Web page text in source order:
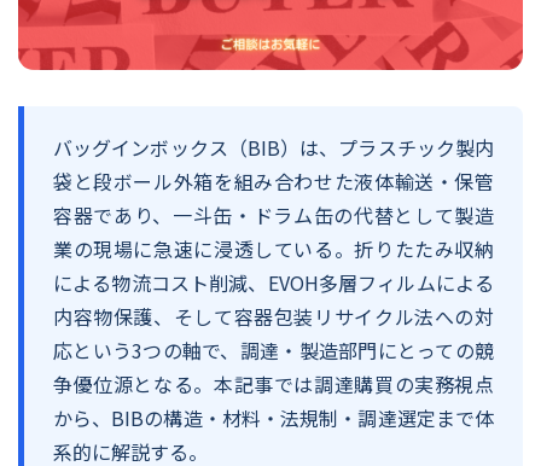
バッグインボックス（BIB）は、プラスチック製内
袋と段ボール外箱を組み合わせた液体輸送・保管
容器であり、一斗缶・ドラム缶の代替として製造
業の現場に急速に浸透している。折りたたみ収納
による物流コスト削減、EVOH多層フィルムによる
内容物保護、そして容器包装リサイクル法への対
応という3つの軸で、調達・製造部門にとっての競
争優位源となる。本記事では調達購買の実務視点
から、BIBの構造・材料・法規制・調達選定まで体
系的に解説する。